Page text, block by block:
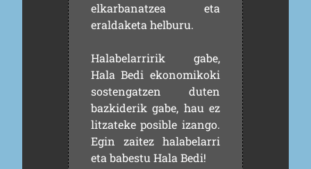
elkarbanatzea eta
eraldaketa helburu.
Halabelarririk gabe,
Hala Bedi ekonomikoki
sostengatzen duten
bazkiderik gabe, hau ez
litzateke posible izango.
Egin zaitez halabelarri
eta babestu Hala Bedi!